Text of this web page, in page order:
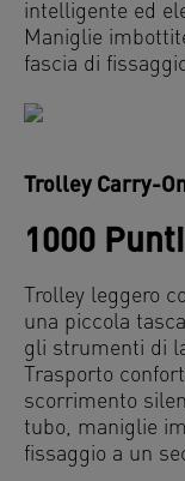
intelligente ed
Maniglie
fascia di
Trolley Carry-
1000 Punti
Trolley leggero
una piccola
gli strumenti di
Trasporto
scorrimento
tubo, maniglie
fissaggio a un